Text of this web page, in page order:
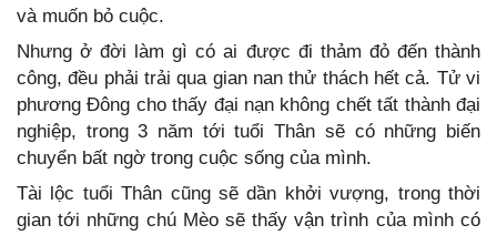
và muốn bỏ cuộc.
Nhưng ở đời làm gì có ai được đi thảm đỏ đến thành
công, đều phải trải qua gian nan thử thách hết cả. Tử vi
phương Đông cho thấy đại nạn không chết tất thành đại
nghiệp, trong 3 năm tới tuổi Thân sẽ có những biến
chuyển bất ngờ trong cuộc sống của mình.
Tài lộc tuổi Thân cũng sẽ dần khởi vượng, trong thời
gian tới những chú Mèo sẽ thấy vận trình của mình có